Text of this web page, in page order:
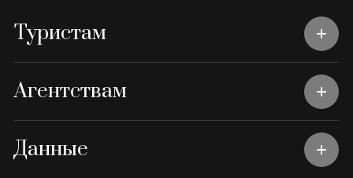
Туристам
Агентствам
Данные